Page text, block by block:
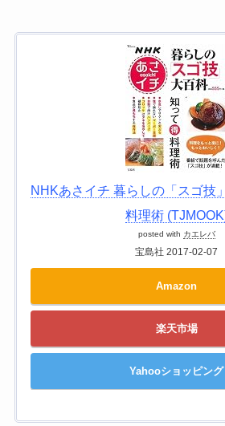
NHKあさイチ 暮らしの「スゴ技
料理術
posted with カエレバ
宝島社 2017-02-07
Amazon
楽天市場
Yahooショッピング